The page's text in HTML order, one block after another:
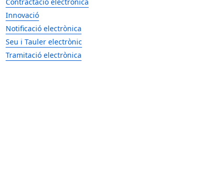
Innovació
Notificació electrònica
Seu i Tauler electrònic
Tramitació electrònica